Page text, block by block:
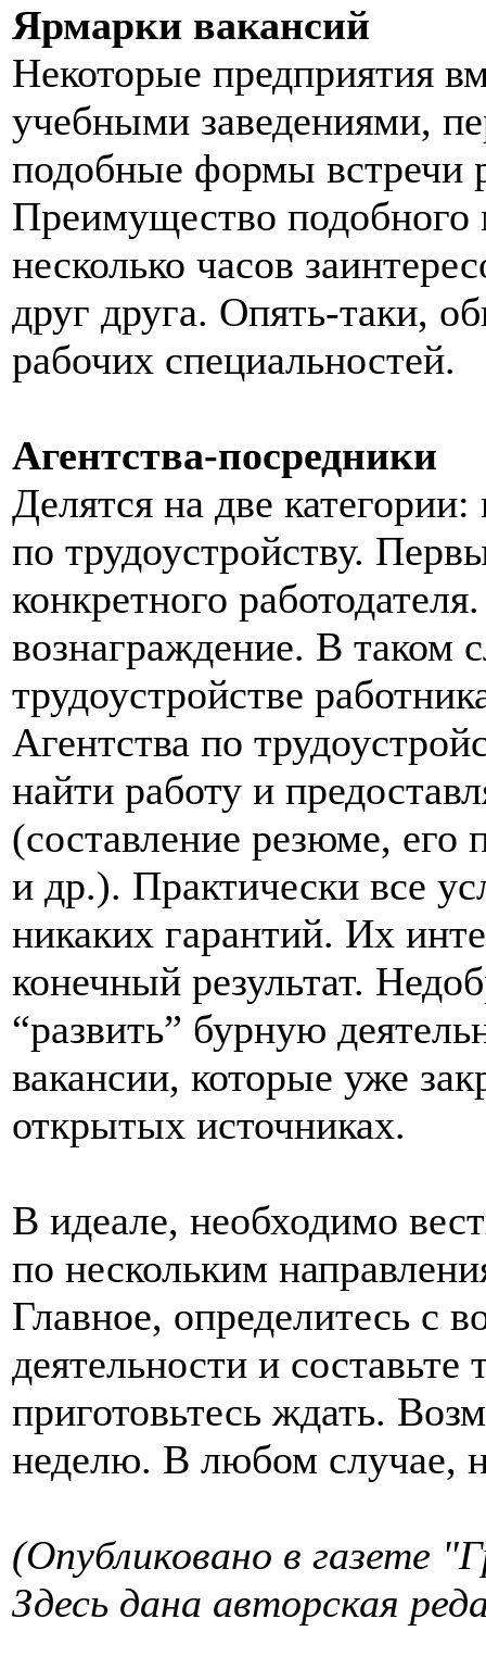
Ярмарки вакансий
Некоторые предприятия
учебными заведениями,
подобные формы встречи
Преимущество подобного
несколько часов
друг друга. Опять-таки,
рабочих специальностей.
Агентства-посредники
Делятся на две категории:
по трудоустройству.
конкретного
вознаграждение. В таком
трудоустройстве
Агентства по
найти работу и
(составление резюме, его
и др.). Практически все
никаких гарантий. Их
конечный результат.
“развить” бурную
вакансии, которые уже
открытых источниках.
В идеале, необходимо
по нескольким
Главное, определитесь с
деятельности и
приготовьтесь ждать.
неделю. В любом случае,
(Опубликовано в газете
Здесь дана авторская